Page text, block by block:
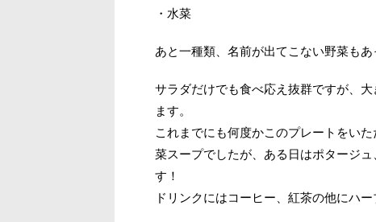
・水菜
あと一種類、名前が出てこない野菜も
サラダだけでも食べ応え抜群ですが、
ます。
これまでにも何度かこのプレートをい
菜スープでしたが、ある日はポタージ
す！
ドリンクにはコーヒー、紅茶の他にハー